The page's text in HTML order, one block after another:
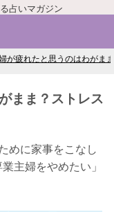
占いマガジン
が疲れたと思うのはわがま
まま？ストレス
めに家事をこなし
主婦をやめたい」